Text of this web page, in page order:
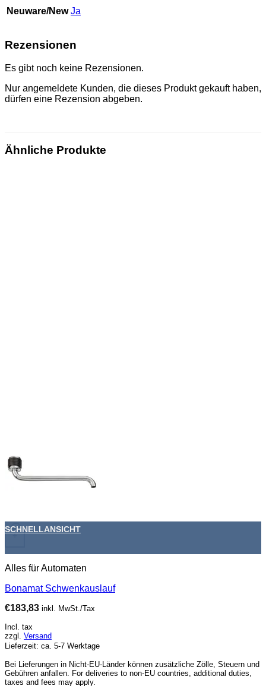
Neuware/New Ja
Rezensionen
Es gibt noch keine Rezensionen.
Nur angemeldete Kunden, die dieses Produkt gekauft haben,
dürfen eine Rezension abgeben.
Ähnliche Produkte
+
SCHNELLANSICHT
Alles für Automaten
Bonamat Schwenkauslauf
€183,83 inkl. MwSt./Tax
Incl. tax
zzgl. Versand
Lieferzeit: ca. 5-7 Werktage
Bei Lieferungen in Nicht-EU-Länder können zusätzliche Zölle, Steuern und
Gebühren anfallen. For deliveries to non-EU countries, additional duties,
taxes and fees may apply.